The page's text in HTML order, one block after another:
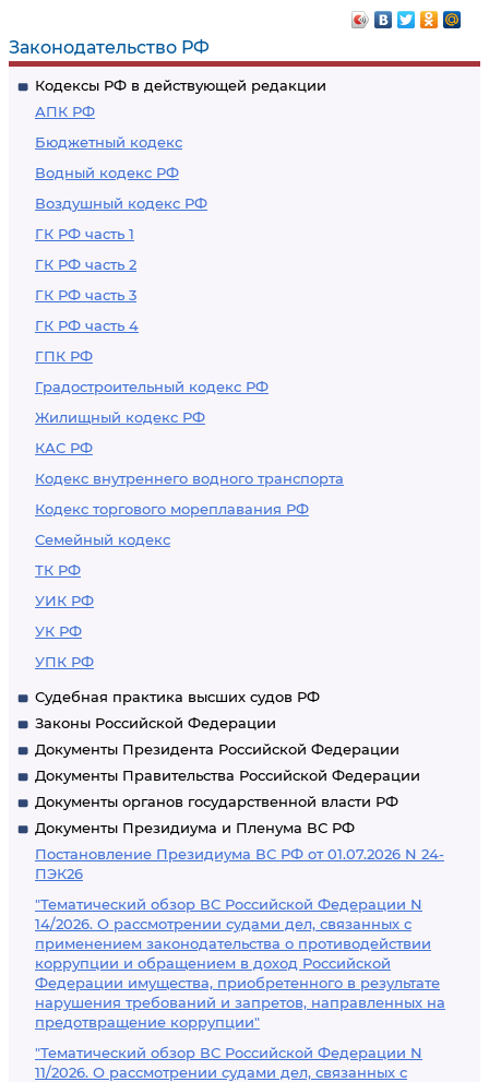
Законодательство РФ
Кодексы РФ в действующей редакции
АПК РФ
Бюджетный кодекс
Водный кодекс РФ
Воздушный кодекс РФ
ГК РФ часть 1
ГК РФ часть 2
ГК РФ часть 3
ГК РФ часть 4
ГПК РФ
Градостроительный кодекс РФ
Жилищный кодекс РФ
КАС РФ
Кодекс внутреннего водного транспорта
Кодекс торгового мореплавания РФ
Семейный кодекс
ТК РФ
УИК РФ
УК РФ
УПК РФ
Судебная практика высших судов РФ
Законы Российской Федерации
Документы Президента Российской Федерации
Документы Правительства Российской Федерации
Документы органов государственной власти РФ
Документы Президиума и Пленума ВС РФ
Постановление Президиума ВС РФ от 01.07.2026 N 24-
ПЭК26
"Тематический обзор ВС Российской Федерации N
14/2026. О рассмотрении судами дел, связанных с
применением законодательства о противодействии
коррупции и обращением в доход Российской
Федерации имущества, приобретенного в результате
нарушения требований и запретов, направленных на
предотвращение коррупции"
"Тематический обзор ВС Российской Федерации N
11/2026. О рассмотрении судами дел, связанных с